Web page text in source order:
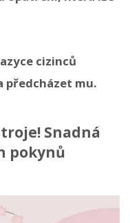
cizinců
předcházet mu.
Snadná
pokynů